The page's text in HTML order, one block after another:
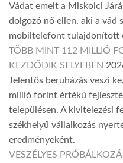
Vádat emelt a Miskolci
dolgozó nő ellen, aki a vád
mobiltelefont tulajdonított
TÖBB MINT 112 MILLIÓ
KEZDŐDIK SELYEBEN
Jelentős beruházás veszi
millió forint értékű
településen. A kivitelezési
székhelyű vállalkozás
eredményeként.
VESZÉLYES